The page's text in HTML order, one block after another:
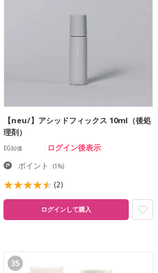
【neu/】アシッドフィックス 10ml（後処
理剤）
EG卸価 ログイン後表示
ポイント :(1%)
(2)
ログインして購入
35